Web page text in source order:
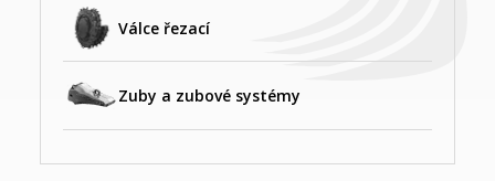
Válce řezací
Zuby a zubové systémy